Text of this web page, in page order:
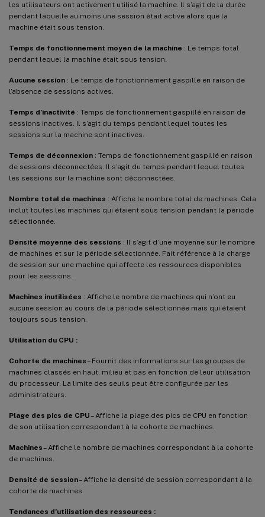
les utilisateurs ont activement utilisé la machine. Il s’agit de la durée
pendant laquelle au moins une session était active alors que la
machine était sous tension.
Temps de fonctionnement moyen de la machine : Le temps total
pendant lequel la machine était sous tension.
Aucune session : Le temps de fonctionnement gaspillé en raison de
l’absence de sessions actives.
Temps d’inactivité : Temps de fonctionnement gaspillé en raison de
sessions inactives. Il s’agit du temps pendant lequel toutes les
sessions sur la machine sont inactives.
Temps de déconnexion : Temps de fonctionnement gaspillé en raison
de sessions déconnectées. Il s’agit du temps pendant lequel toutes
les sessions sur la machine sont déconnectées.
Nombre total de machines : Affiche le nombre total de machines. Cela
inclut toutes les machines qui étaient sous tension pendant la période
sélectionnée.
Densité moyenne des sessions : Il s’agit d’une moyenne sur le nombre
de machines et sur la période sélectionnée. Fait référence à la charge
de session sur une machine qui affecte les ressources disponibles
pour les sessions.
Machines inutilisées : Affiche le nombre de machines qui n’ont eu
aucune session au cours de la période sélectionnée mais qui étaient
toujours sous tension.
Utilisation du CPU :
Cohorte de machines– Fournit des informations sur les groupes de
machines classés en haut, milieu et bas en fonction de leur utilisation
du processeur. La limite des seuils peut être configurée par les
administrateurs.
Plage des pics de CPU– Affiche la plage des pics de CPU en fonction
de son utilisation correspondant à la cohorte de machines.
Machines– Affiche le nombre de machines correspondant à la cohorte
de machines.
Densité de session– Affiche la densité de session correspondant à la
cohorte de machines.
Tendances d’utilisation des ressources :